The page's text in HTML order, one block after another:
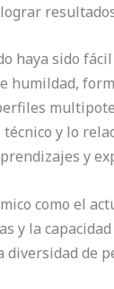
haya sido
y lo
y
como el
y la
de